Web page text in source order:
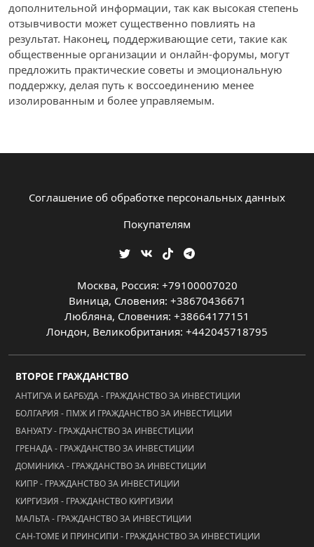
дополнительной информации, так как высокая степень
отзывчивости может существенно повлиять на
результат. Наконец, поддерживающие сети, такие как
общественные организации и онлайн-форумы, могут
предложить практические советы и эмоциональную
поддержку, делая путь к воссоединению менее
изолированным и более управляемым.
Соглашение об обработке персональных данных
Покупателям
Москва, Россия: +79100007020
Виница, Словения: +38670436671
Любляна, Словения: +38664177151
Лондон, Великобритания: +442045718795
ВТОРОЕ ГРАЖДАНСТВО
АНТИГУА И БАРБУДА - ГРАЖДАНСТВО ЗА ИНВЕСТИЦИИ
БОЛГАРИЯ - ПМЖ И ГРАЖДАНСТВО ЗА ИНВЕСТИЦИИ
ВАНУАТУ - ГРАЖДАНСТВО ЗА ИНВЕСТИЦИИ
ГРЕНАДА - ГРАЖДАНСТВО ЗА ИНВЕСТИЦИИ
ДОМИНИКА - ГРАЖДАНСТВО ЗА ИНВЕСТИЦИИ
КИПР - ГРАЖДАНСТВО ЗА ИНВЕСТИЦИИ
КИРГИЗИЯ - ГРАЖДАНСТВО КИРГИЗИИ
МАЛЬТА - ГРАЖДАНСТВО ЗА ИНВЕСТИЦИИ
САН-ТОМЕ И ПРИНСИПИ - ГРАЖДАНСТВО ЗА ИНВЕСТИЦИИ